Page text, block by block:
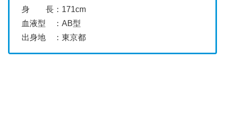
身 長：171cm
血液型 ：AB型
出身地 ：東京都